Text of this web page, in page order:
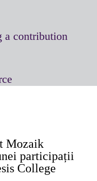
a contribution
Mozaik
participații
College